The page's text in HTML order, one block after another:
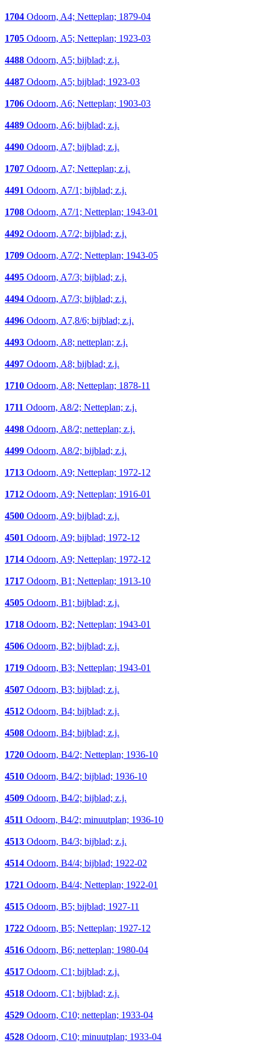
1704 Odoorn, A4; Netteplan; 1879-04
1705 Odoorn, A5; Netteplan; 1923-03
4488 Odoorn, A5; bijblad; z.j.
4487 Odoorn, A5; bijblad; 1923-03
1706 Odoorn, A6; Netteplan; 1903-03
4489 Odoorn, A6; bijblad; z.j.
4490 Odoorn, A7; bijblad; z.j.
1707 Odoorn, A7; Netteplan; z.j.
4491 Odoorn, A7/1; bijblad; z.j.
1708 Odoorn, A7/1; Netteplan; 1943-01
4492 Odoorn, A7/2; bijblad; z.j.
1709 Odoorn, A7/2; Netteplan; 1943-05
4495 Odoorn, A7/3; bijblad; z.j.
4494 Odoorn, A7/3; bijblad; z.j.
4496 Odoorn, A7,8/6; bijblad; z.j.
4493 Odoorn, A8; netteplan; z.j.
4497 Odoorn, A8; bijblad; z.j.
1710 Odoorn, A8; Netteplan; 1878-11
1711 Odoorn, A8/2; Netteplan; z.j.
4498 Odoorn, A8/2; netteplan; z.j.
4499 Odoorn, A8/2; bijblad; z.j.
1713 Odoorn, A9; Netteplan; 1972-12
1712 Odoorn, A9; Netteplan; 1916-01
4500 Odoorn, A9; bijblad; z.j.
4501 Odoorn, A9; bijblad; 1972-12
1714 Odoorn, A9; Netteplan; 1972-12
1717 Odoorn, B1; Netteplan; 1913-10
4505 Odoorn, B1; bijblad; z.j.
1718 Odoorn, B2; Netteplan; 1943-01
4506 Odoorn, B2; bijblad; z.j.
1719 Odoorn, B3; Netteplan; 1943-01
4507 Odoorn, B3; bijblad; z.j.
4512 Odoorn, B4; bijblad; z.j.
4508 Odoorn, B4; bijblad; z.j.
1720 Odoorn, B4/2; Netteplan; 1936-10
4510 Odoorn, B4/2; bijblad; 1936-10
4509 Odoorn, B4/2; bijblad; z.j.
4511 Odoorn, B4/2; minuutplan; 1936-10
4513 Odoorn, B4/3; bijblad; z.j.
4514 Odoorn, B4/4; bijblad; 1922-02
1721 Odoorn, B4/4; Netteplan; 1922-01
4515 Odoorn, B5; bijblad; 1927-11
1722 Odoorn, B5; Netteplan; 1927-12
4516 Odoorn, B6; netteplan; 1980-04
4517 Odoorn, C1; bijblad; z.j.
4518 Odoorn, C1; bijblad; z.j.
4529 Odoorn, C10; netteplan; 1933-04
4528 Odoorn, C10; minuutplan; 1933-04